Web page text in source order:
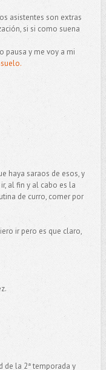
asistentes son extras
si si como suena
pausa y me voy a mi
haya saraos de esos, y
al fin y al cabo es la
de curro, comer por
ir pero es que claro,
de la 2ª temporada y